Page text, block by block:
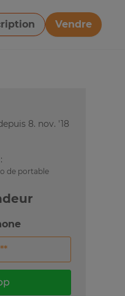
Vendre
8. nov. '18
de portable